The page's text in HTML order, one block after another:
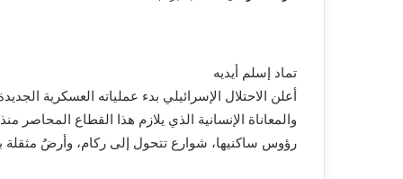
تماد إسلم أيديه
أعلن الاحتلال الإسرائيلي بدء عملياته العسكرية
والمعاناة الإنسانية الذي يلازم هذا القطاع
رؤوس ساكنيها، شوارع تتحول إلى ركام، وأرضٌ مثقلة